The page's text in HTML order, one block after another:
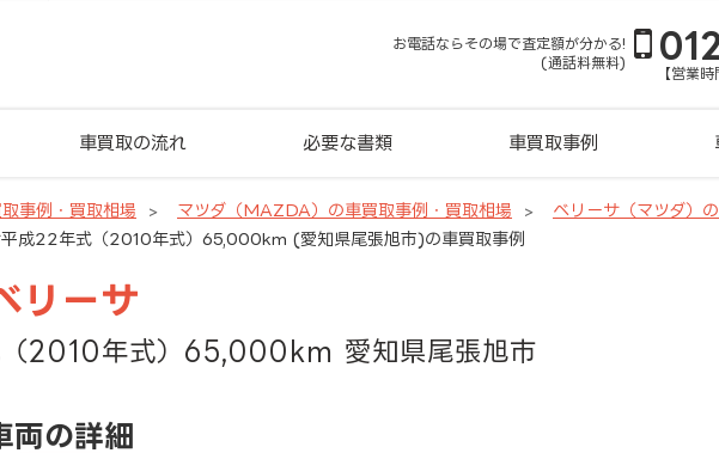
お電話ならその場で査定額が分かる!
(通話料無料)
【営業
車買取の流れ 必要な書類 車買取事例
事例・買取相場 マツダ（MAZDA）の車買取事例・買取相場
ベリーサ（マツダ）
平成22年式（2010年式）65,000km (愛知県尾張旭市)の車買取事例
リーサ
2010年式）65,000km 愛知県尾張旭市
両の詳細